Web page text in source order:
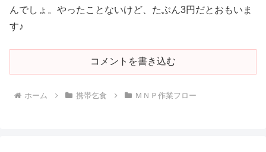
んでしょ。やったことないけど、たぶん3円だとおもいま
す♪
コメントを書き込む
ホーム 携帯乞食 ＭＮＰ作業フロー